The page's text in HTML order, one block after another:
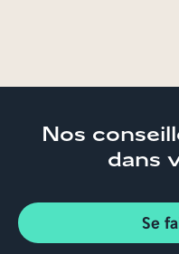
Nos
dans
Se